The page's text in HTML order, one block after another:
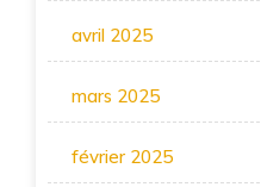
avril 2025
mars 2025
février 2025